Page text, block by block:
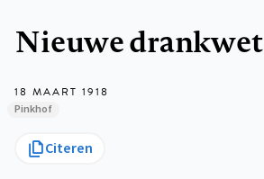
Nieuwe drankwet
18 MAART 1918
Pinkhof
Citeren